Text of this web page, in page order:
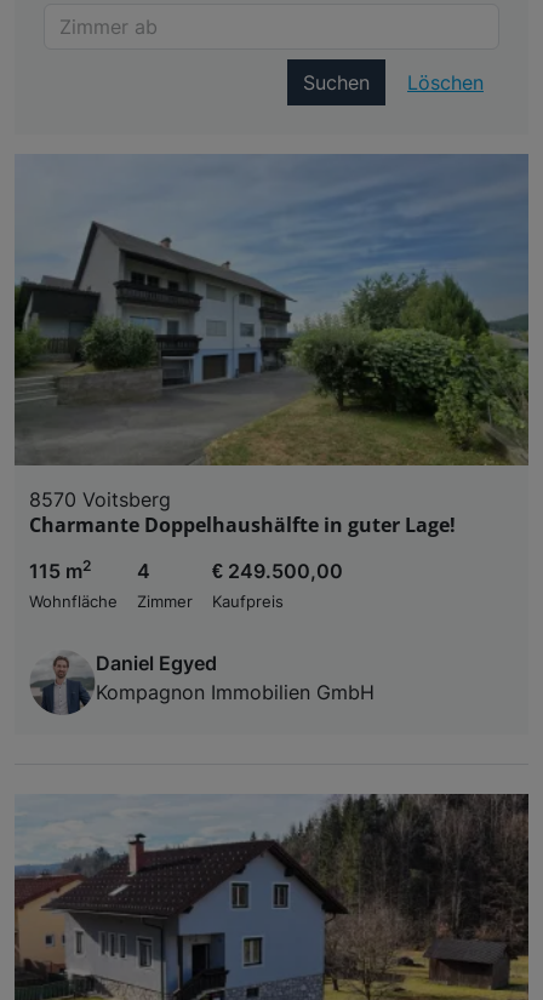
Suchen Löschen
8570 Voitsberg
Charmante Doppelhaushälfte in guter Lage!
115 m2
Wohnfläche
4
Zimmer
€ 249.500,00
Kaufpreis
Daniel Egyed
Kompagnon Immobilien GmbH